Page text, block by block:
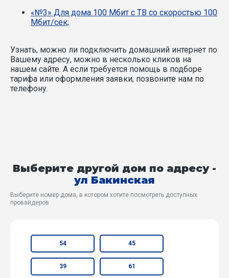
«№3» Для дома 100 Мбит с ТВ со скоростью 100
Мбит/сек;
Узнать, можно ли подключить домашний интернет по
Вашему адресу, можно в несколько кликов на
нашем сайте. А если требуется помощь в подборе
тарифа или оформления заявки, позвоните нам по
телефону.
Выберите другой дом по адресу -
ул Бакинская
Выберите номер дома, в котором хотите посмотреть доступных
провайдеров
54 45
39 61